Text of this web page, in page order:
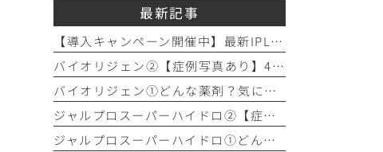
最新記事
【導入キャンペーン開催中】最新IPL「ステラM22」で透明感のある素肌へ
バイオリジェン②【症例写真あり】40代女性：目元の小じわ改善
バイオリジェン①どんな薬剤？気になる効果やダウンタイムについて解説
ジャルプロスーパーハイドロ②【症例写真あり】50代女性：ほうれい線・口横たるみ改善【手打ち注射】
ジャルプロスーパーハイドロ①どんな薬剤？手打ちとハイコックスの違いも解説